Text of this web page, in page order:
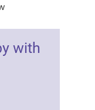
with